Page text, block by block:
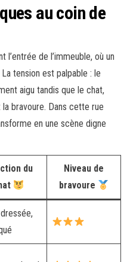
au coin de
de l’immeuble, où un
tension est palpable : le
aigu tandis que le chat,
bravoure. Dans cette rue
en une scène digne
du
Niveau de
bravoure